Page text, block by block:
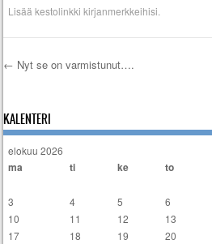
Lisääkestolinkki kirjanmerkkeihisi.
← Nyt se on varmistunut….
KALENTERI
elokuu 2026
ma ti ke to
3
4 5 6
10
11 12 13
17
18 19 20